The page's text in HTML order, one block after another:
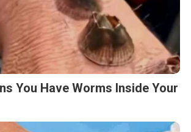
You Have Worms Inside Your